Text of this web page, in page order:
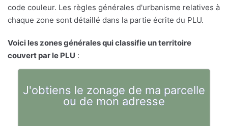
code couleur. Les règles générales d'urbanisme relatives à
chaque zone sont détaillé dans la partie écrite du PLU.
Voici les zones générales qui classifie un territoire
couvert par le PLU :
J'obtiens le zonage de ma parcelle
ou de mon adresse